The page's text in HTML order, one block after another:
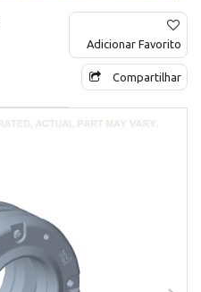
Adicionar Favorito
Compartilhar